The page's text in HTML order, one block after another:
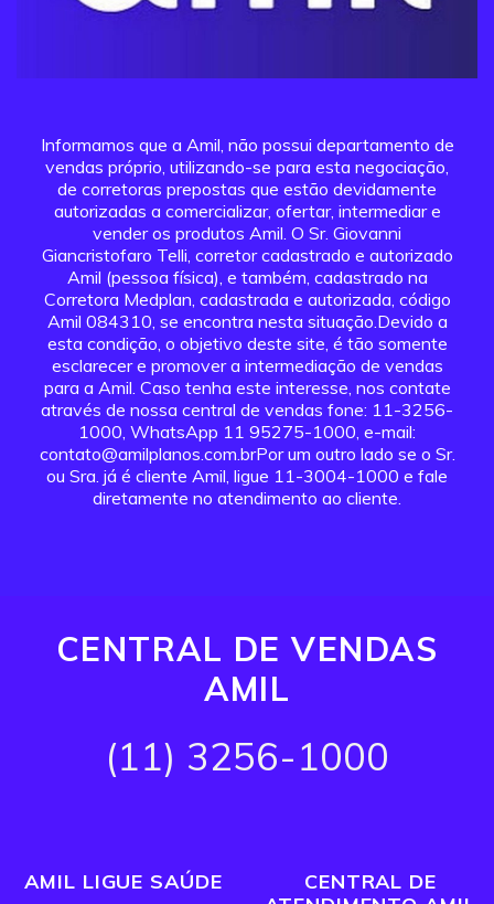
Informamos que a Amil, não possui departamento de
vendas próprio, utilizando-se para esta negociação,
de corretoras prepostas que estão devidamente
autorizadas a comercializar, ofertar, intermediar e
vender os produtos Amil. O Sr. Giovanni
Giancristofaro Telli, corretor cadastrado e autorizado
Amil (pessoa física), e também, cadastrado na
Corretora Medplan, cadastrada e autorizada, código
Amil 084310, se encontra nesta situação.Devido a
esta condição, o objetivo deste site, é tão somente
esclarecer e promover a intermediação de vendas
para a Amil. Caso tenha este interesse, nos contate
através de nossa central de vendas fone: 11-3256-
1000, WhatsApp 11 95275-1000, e-mail:
contato@amilplanos.com.brPor um outro lado se o Sr.
ou Sra. já é cliente Amil, ligue 11-3004-1000 e fale
diretamente no atendimento ao cliente.
CENTRAL DE VENDAS
AMIL
(11) 3256-1000
AMIL LIGUE SAÚDE
CENTRAL DE